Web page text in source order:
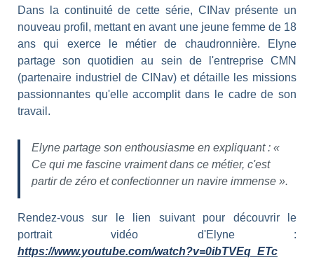
Dans la continuité de cette série, CINav présente un
nouveau profil, mettant en avant une jeune femme de 18
ans qui exerce le métier de chaudronnière. Elyne
partage son quotidien au sein de l'entreprise CMN
(partenaire industriel de CINav) et détaille les missions
passionnantes qu'elle accomplit dans le cadre de son
travail.
Elyne partage son enthousiasme en expliquant : «
Ce qui me fascine vraiment dans ce métier, c'est
partir de zéro et confectionner un navire immense ».
Rendez-vous sur le lien suivant pour découvrir le
portrait vidéo d'Elyne :
https://www.youtube.com/watch?v=0ibTVEq_ETc